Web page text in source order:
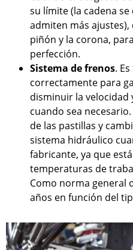
su límite (la cadena
admiten más ajustes),
piñón y la corona,
perfección.
Sistema de frenos.
correctamente para
disminuir la
cuando sea
de las pastillas y
sistema hidráulico
fabricante, ya que
temperaturas de
Como norma general
años en función del